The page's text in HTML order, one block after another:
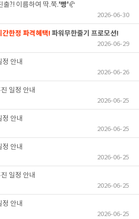
?! 이름하여 딱.쭉.'빵'🥐
2026-06-30
간한정 파격혜택!파워무한줄기 프로모션!
2026-06-29
안내
2026-06-26
일정 안내
2026-06-25
안내
2026-06-25
안내
2026-06-25
일정 안내
2026-06-25
안내
2026-06-25